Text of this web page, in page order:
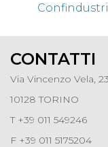
CONTATTI
Via Vincenzo Vela, 23
10128 TORINO
T +39 011 549246
F +39 011 5175204